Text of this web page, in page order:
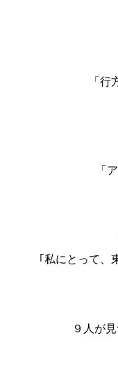
「行
「
｢私にとって、
９人が